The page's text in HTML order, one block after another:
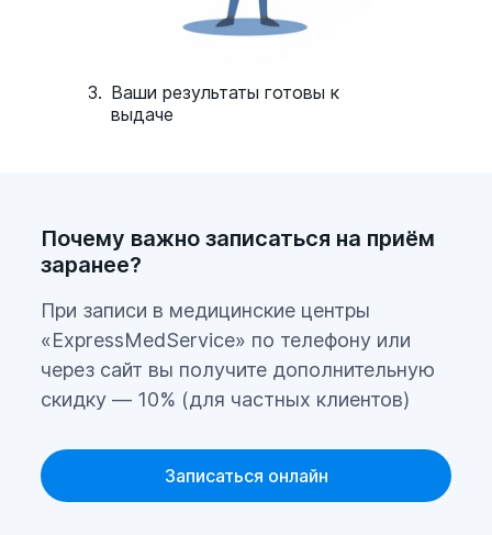
3. Ваши результаты готовы к
выдаче
Почему важно записаться на приём
заранее?
При записи в медицинские центры
«ExpressMedService» по телефону или
через сайт вы получите дополнительную
скидку — 10% (для частных клиентов)
Записаться онлайн